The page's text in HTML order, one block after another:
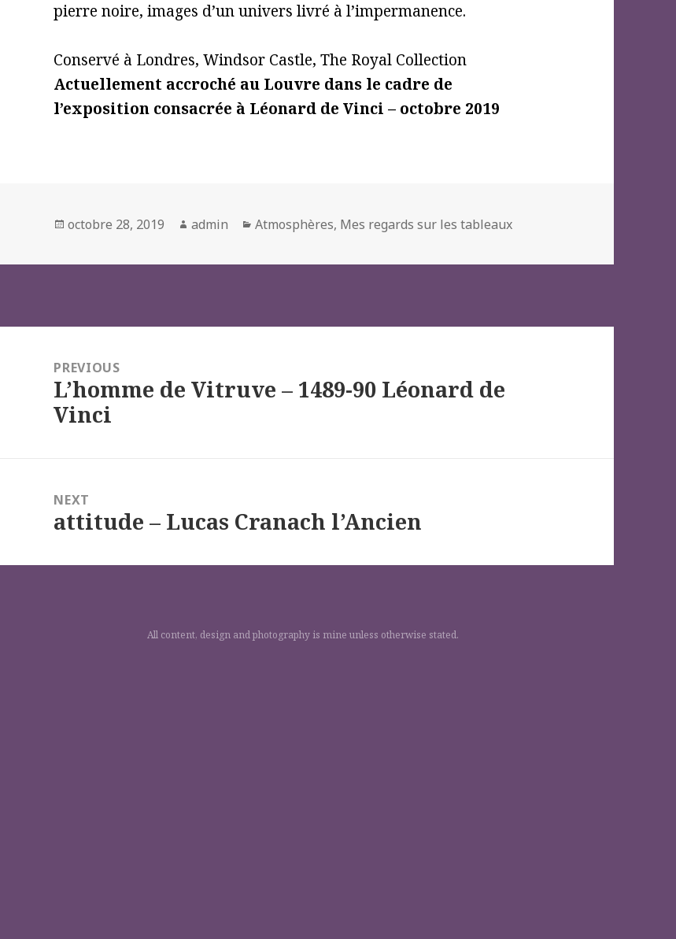
pierre noire, images d’un univers livré à l’impermanence.
Conservé à Londres, Windsor Castle, The Royal Collection
Actuellement accroché au Louvre dans le cadre de
l’exposition consacrée à Léonard de Vinci – octobre 2019
Posted
octobre 28, 2019 Author
admin Categories
Atmosphères, Mes regards sur les tableaux
l’article
PREVIOUS
Previous
post:
L’homme de Vitruve – 1489-90 Léonard de
Vinci
NEXT
Next
attitude – Lucas Cranach l’Ancien
All content, design and photography is mine unless otherwise stated.